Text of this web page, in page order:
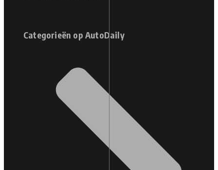
Categorieën op AutoDaily